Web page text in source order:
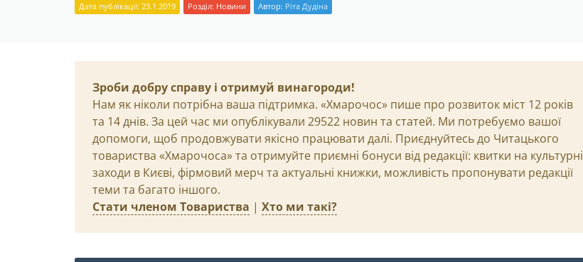
Дата публікації: 23.1.2019 Розділ: Новини Автор: Ріта Дудіна
Зроби добру справу і отримуй винагороди!
Нам як ніколи потрібна ваша підтримка. «Хмарочос» пише про розвиток міст 12 років
та 14 днів. За цей час ми опублікували 29522 новин та статей. Ми потребуємо вашої
допомоги, щоб продовжувати якісно працювати далі. Приєднуйтесь до Читацького
товариства «Хмарочоса» та отримуйте приємні бонуси від редакції: квитки на культурні
заходи в Києві, фірмовий мерч та актуальні книжки, можливість пропонувати редакції
теми та багато іншого.
Стати членом Товариства | Хто ми такі?